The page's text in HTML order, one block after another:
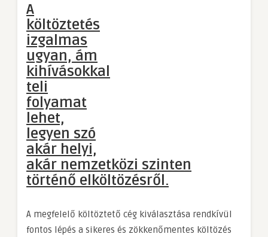
A
költöztetés
izgalmas
ugyan, ám
kihívásokkal
teli
folyamat
lehet,
legyen szó
akár helyi,
akár nemzetközi szinten
történő elköltözésről.
A megfelelő költöztető cég kiválasztása rendkívül
fontos lépés a sikeres és zökkenőmentes költözés